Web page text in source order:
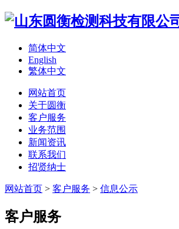
简体中文
English
繁体中文
网站首页
关于圆衡
客户服务
业务范围
新闻资讯
联系我们
招贤纳士
网站首页 > 客户服务 > 信息公示
客户服务